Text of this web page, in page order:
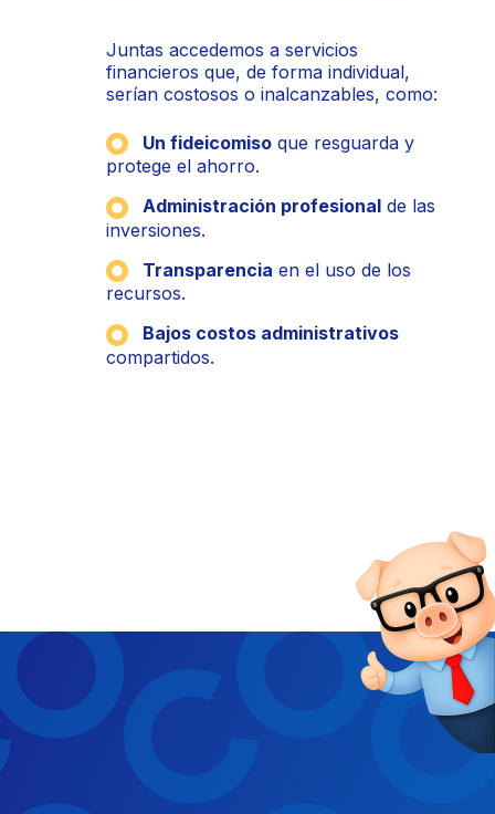
Juntas accedemos a servicios
financieros que, de forma individual,
serían costosos o inalcanzables, como:
Un fideicomiso que resguarda y
protege el ahorro.
Administración profesional de las
inversiones.
Transparencia en el uso de los
recursos.
Bajos costos administrativos
compartidos.